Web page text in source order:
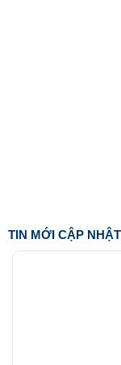
TIN MỚI CẬP NHẬT